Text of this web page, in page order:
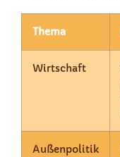
Thema
Wirtschaft
Außenpolitik